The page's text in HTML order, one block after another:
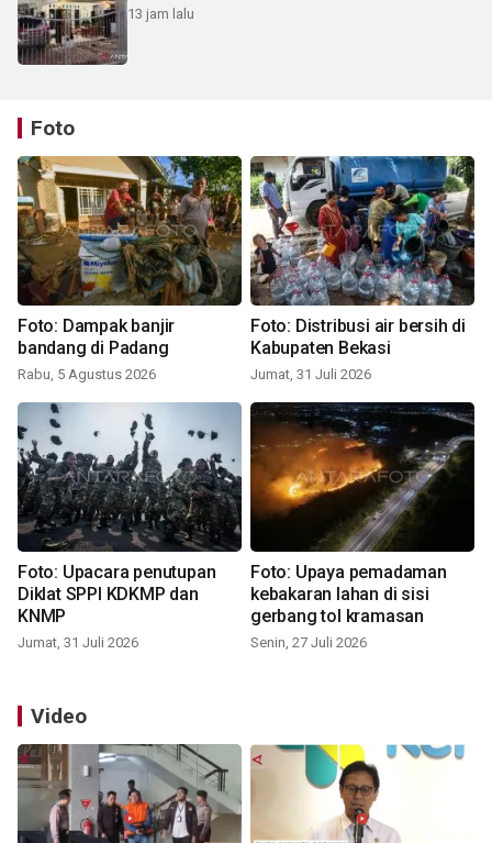
13 jam lalu
Foto
Foto: Dampak banjir
bandang di Padang
Rabu, 5 Agustus 2026
Foto: Distribusi air bersih di
Kabupaten Bekasi
Jumat, 31 Juli 2026
Foto: Upacara penutupan
Diklat SPPI KDKMP dan
KNMP
Jumat, 31 Juli 2026
Foto: Upaya pemadaman
kebakaran lahan di sisi
gerbang tol kramasan
Senin, 27 Juli 2026
Video